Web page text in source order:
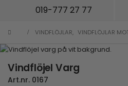
019-777 27 77
VINDFLÖJLAR, VINDFLÖJLAR
Vindflöjel Varg
Art.nr. 0167